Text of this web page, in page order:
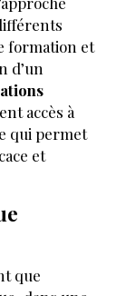
en
actualités
nos